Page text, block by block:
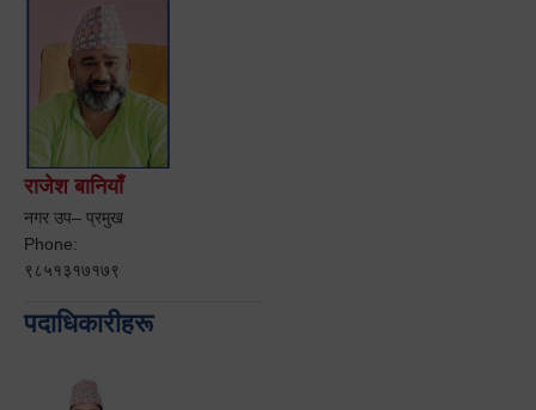
राजेश बानियाँ
नगर उप– प्रमुख
Phone:
९८५१३१७१७९
पदाधिकारीहरू